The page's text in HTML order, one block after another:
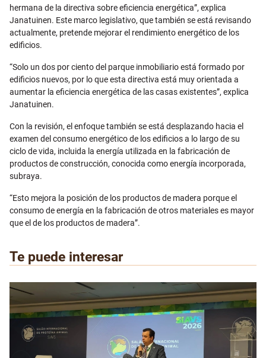
hermana de la directiva sobre eficiencia energética”, explica
Janatuinen. Este marco legislativo, que también se está revisando
actualmente, pretende mejorar el rendimiento energético de los
edificios.
“Solo un dos por ciento del parque inmobiliario está formado por
edificios nuevos, por lo que esta directiva está muy orientada a
aumentar la eficiencia energética de las casas existentes”, explica
Janatuinen.
Con la revisión, el enfoque también se está desplazando hacia el
examen del consumo energético de los edificios a lo largo de su
ciclo de vida, incluida la energía utilizada en la fabricación de
productos de construcción, conocida como energía incorporada,
subraya.
“Esto mejora la posición de los productos de madera porque el
consumo de energía en la fabricación de otros materiales es mayor
que el de los productos de madera”.
Te puede interesar